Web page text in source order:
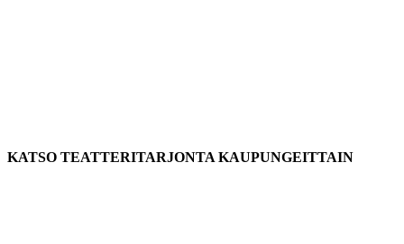
KATSO TEATTERITARJONTA KAUPUNGEITTAIN